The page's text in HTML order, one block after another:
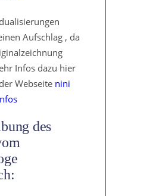
Aufschlag , da
Infos dazu hier
Webseite nini
des